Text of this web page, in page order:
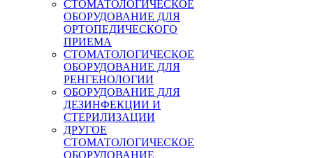
СТОМАТОЛОГИЧЕСКОЕ
ОБОРУДОВАНИЕ ДЛЯ
ОРТОПЕДИЧЕСКОГО
ПРИЕМА
СТОМАТОЛОГИЧЕСКОЕ
ОБОРУДОВАНИЕ ДЛЯ
РЕНГЕНОЛОГИИ
ОБОРУДОВАНИЕ ДЛЯ
ДЕЗИНФЕКЦИИ И
СТЕРИЛИЗАЦИИ
ДРУГОЕ
СТОМАТОЛОГИЧЕСКОЕ
ОБОРУДОВАНИЕ